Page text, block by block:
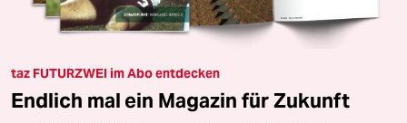
taz FUTURZWEI im Abo entdecken
Endlich mal ein Magazin für Zukunft